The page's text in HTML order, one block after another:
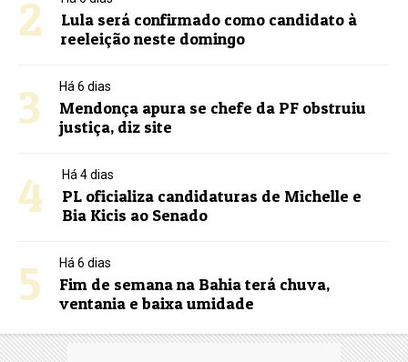
2
Lula será confirmado como candidato à
reeleição neste domingo
3 Há 6 dias
Mendonça apura se chefe da PF obstruiu
justiça, diz site
4 Há 4 dias
PL oficializa candidaturas de Michelle e
Bia Kicis ao Senado
5 Há 6 dias
Fim de semana na Bahia terá chuva,
ventania e baixa umidade